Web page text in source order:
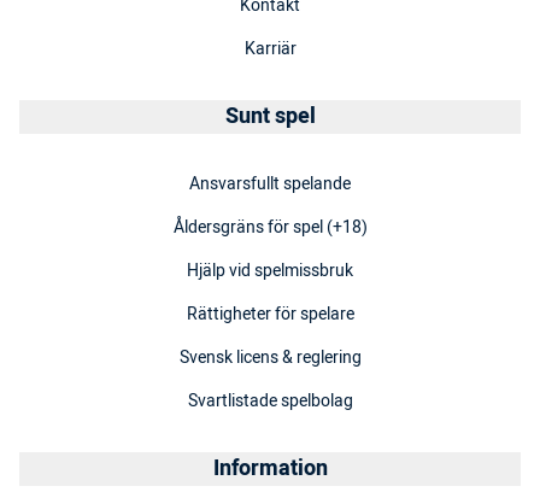
Kontakt
Karriär
Sunt spel
Ansvarsfullt spelande
Åldersgräns för spel (+18)
Hjälp vid spelmissbruk
Rättigheter för spelare
Svensk licens & reglering
Svartlistade spelbolag
Information